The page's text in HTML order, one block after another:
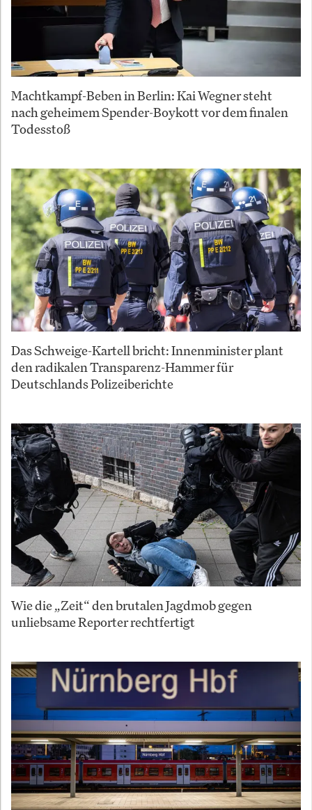
Machtkampf-Beben in Berlin: Kai Wegner steht
nach geheimem Spender-Boykott vor dem finalen
Todesstoß
Das Schweige-Kartell bricht: Innenminister plant
den radikalen Transparenz-Hammer für
Deutschlands Polizeiberichte
Wie die „Zeit“ den brutalen Jagdmob gegen
unliebsame Reporter rechtfertigt